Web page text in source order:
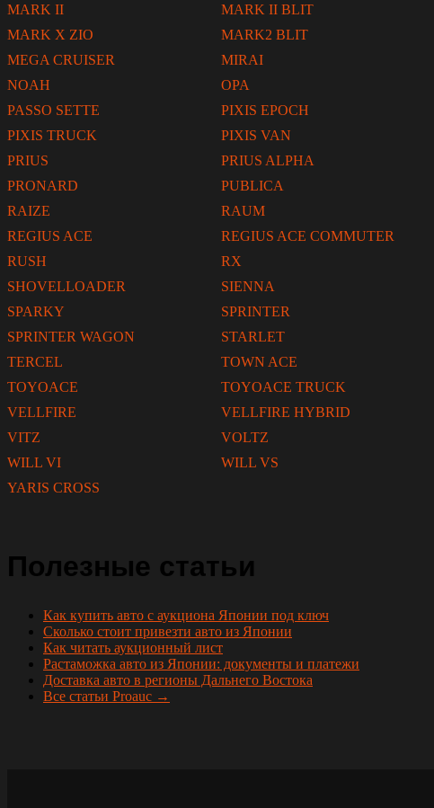
MARK II
MARK II BLIT
MARK X ZIO
MARK2 BLIT
MEGA CRUISER
MIRAI
NOAH
OPA
PASSO SETTE
PIXIS EPOCH
PIXIS TRUCK
PIXIS VAN
PRIUS
PRIUS ALPHA
PRONARD
PUBLICA
RAIZE
RAUM
REGIUS ACE
REGIUS ACE COMMUTER
RUSH
RX
SHOVELLOADER
SIENNA
SPARKY
SPRINTER
SPRINTER WAGON
STARLET
TERCEL
TOWN ACE
TOYOACE
TOYOACE TRUCK
VELLFIRE
VELLFIRE HYBRID
VITZ
VOLTZ
WILL VI
WILL VS
YARIS CROSS
Полезные статьи
Как купить авто с аукциона Японии под ключ
Сколько стоит привезти авто из Японии
Как читать аукционный лист
Растаможка авто из Японии: документы и платежи
Доставка авто в регионы Дальнего Востока
Все статьи Proauc →